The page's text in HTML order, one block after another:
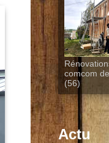
comcom
(56)
Actu